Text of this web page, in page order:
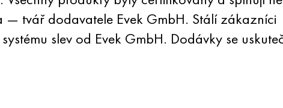
tvář dodavatele Evek GmbH. Stálí zákazníci
slev od Evek GmbH. Dodávky se